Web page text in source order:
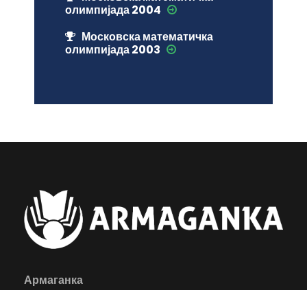
олимпијада 2004
Московска математичка
олимпијада 2003
Армаганка